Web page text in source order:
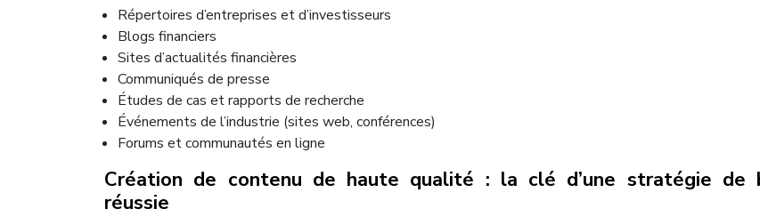
Répertoires d’entreprises et d’investisseurs
Blogs financiers
Sites d’actualités financières
Communiqués de presse
Études de cas et rapports de recherche
Événements de l’industrie (sites web, conférences)
Forums et communautés en ligne
Création de contenu de haute qualité : la clé d’une stratégie de
réussie